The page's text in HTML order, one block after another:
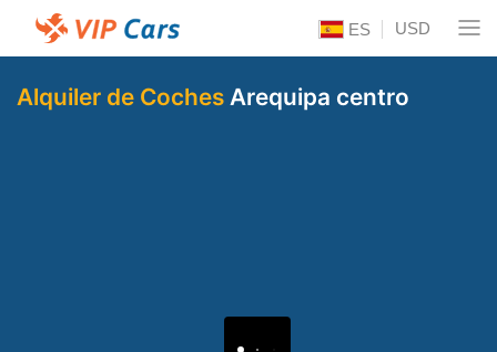
ES USD
Alquiler de Coches Arequipa centro